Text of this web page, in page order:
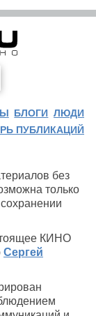
БЛОГИ ЛЮДИ
ПУБЛИКАЦИЙ
без
только
КИНО
Сергей